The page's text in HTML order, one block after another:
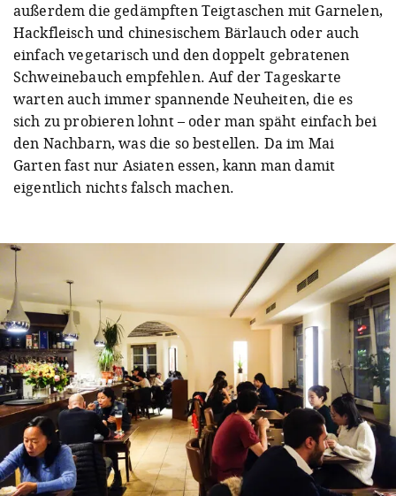
außerdem die gedämpften Teigtaschen mit Garnelen,
Hackfleisch und chinesischem Bärlauch oder auch
einfach vegetarisch und den doppelt gebratenen
Schweinebauch empfehlen. Auf der Tageskarte
warten auch immer spannende Neuheiten, die es
sich zu probieren lohnt – oder man späht einfach bei
den Nachbarn, was die so bestellen. Da im Mai
Garten fast nur Asiaten essen, kann man damit
eigentlich nichts falsch machen.